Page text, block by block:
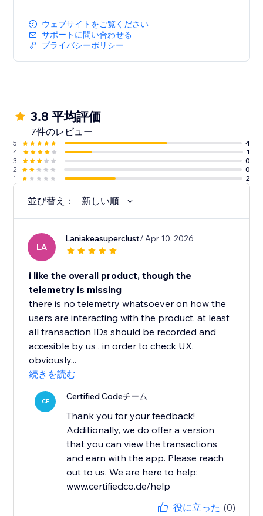
ウェブサイトをご覧ください
サポートに問い合わせる
プライバシーポリシー
3.8 平均評価
7件のレビュー
5
4
4
1
3
0
2
0
1
2
並び替え： 新しい順
LA
Laniakeasuperclust/ Apr 10, 2026
i like the overall product, though the
telemetry is missing
there is no telemetry whatsoever on how the
users are interacting with the product, at least
all transaction IDs should be recorded and
accesible by us , in order to check UX,
obviously...
続きを読む
CE Certified Codeチーム
Thank you for your feedback!
Additionally, we do offer a version
that you can view the transactions
and earn with the app. Please reach
out to us. We are here to help:
www.certifiedco.de/help
役に立った (0)